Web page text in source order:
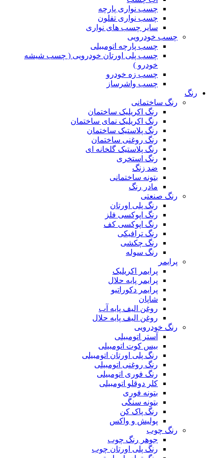
چسب نواری پارچه
چسب نواری تفلون
سایر چسب های نواری
چسب خودرویی
چسب پارچه اتومبیلی
چسب پلی اورتان خودرویی ( چسب شیشه
خودرو )
چسب زه خودرو
چسب واشرساز
رنگ
رنگ ساختمانی
رنگ اکریلیک ساختمان
رنگ اکریلیک نمای ساختمان
رنگ پلاستیک ساختمان
رنگ روغنی ساختمان
رنگ پلاستیک گلخانه ای
رنگ استخری
ضد زنگ
بتونه ساختمانی
مادر رنگ
رنگ صنعتی
رنگ پلی اورتان
رنگ اپوکسی فلز
رنگ اپوکسی کف
رنگ ترافیکی
رنگ چکشی
رنگ سوله
پرایمر
پرایمر اکریلیک
پرایمر پایه حلال
پرایمر دکوراتیو
شاپان
روغن الیف پایه آب
روغن الیف پایه حلال
رنگ خودرویی
آستر اتومبیلی
بیس کوت اتومبیلی
رنگ پلی اورتان اتومبیلی
رنگ روغنی اتومبیلی
رنگ فوری اتومبیلی
کلر دوقلو اتومبیلی
بتونه فوری
بتونه سنگی
رنگ پاک کن
پولیش و واکس
رنگ چوب
جوهر رنگ چوب
رنگ پلی اورتان چوب